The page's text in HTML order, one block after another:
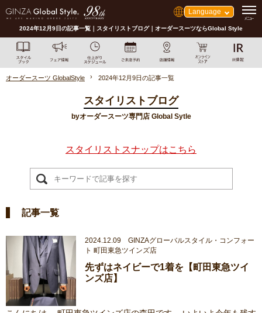
Language
2024年12月9日の記事一覧｜スタイリストブログ｜オーダースーツならGlobal Style
オーダースーツ GlobalStyle 2024年12月9日の記事一覧
スタイリストブログ
byオーダースーツ専門店 Global Sytle
スタイリストスナップはこちら
記事一覧
2024.12.09 GINZAグローバルスタイル・コンフォー
ト 町田東急ツインズ店
先ずはネイビーで1着を【町田東急ツイ
ンズ店】